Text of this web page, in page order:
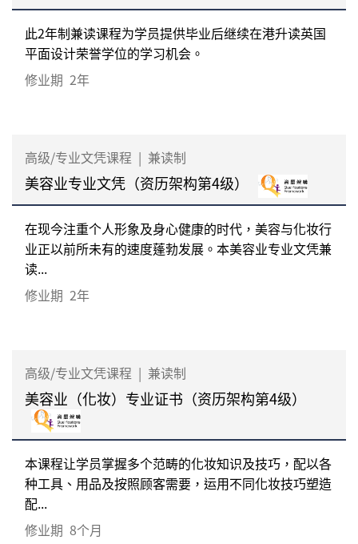
此2年制兼读课程为学员提供毕业后继续在港升读英国
平面设计荣誉学位的学习机会。
修业期 2年
高级/专业文凭课程 | 兼读制
美容业专业文凭（资历架构第4级）
在现今注重个人形象及身心健康的时代，美容与化妆行
业正以前所未有的速度蓬勃发展。本美容业专业文凭兼
读...
修业期 2年
高级/专业文凭课程 | 兼读制
美容业（化妆）专业证书（资历架构第4级）
本课程让学员掌握多个范畴的化妆知识及技巧，配以各
种工具、用品及按照顾客需要，运用不同化妆技巧塑造
配...
修业期 8个月